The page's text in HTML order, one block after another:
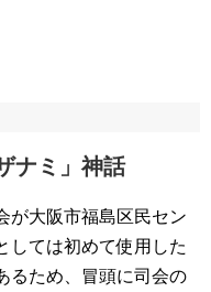
ナミ」神話
大阪市福島区民セン
しては初めて使用した
るため、冒頭に司会の